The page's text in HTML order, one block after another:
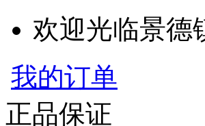
欢迎光临景德
我的订单
正品保证